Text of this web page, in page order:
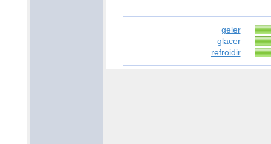
geler
glacer
refroidir